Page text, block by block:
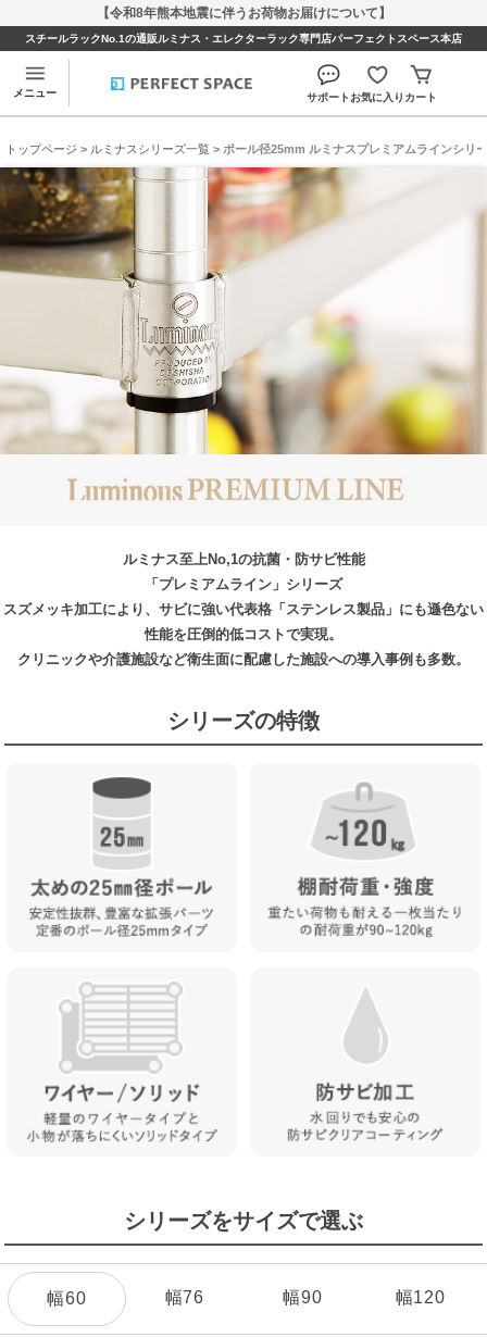
【令和8年熊本地震に伴うお荷物お届けについて】
スチールラックNo.1の通販ルミナス・エレクターラック専門店パーフェクトスペース本店
メニュー サポートお気に入り カート
トップページ > ルミナスシリーズ一覧 > ポール径25mm ルミナスプレミアムラインシリ
ルミナス至上No,1の抗菌・防サビ性能
「プレミアムライン」シリーズ
スズメッキ加工により、サビに強い代表格「ステンレス製品」にも遜色ない
性能を圧倒的低コストで実現。
クリニックや介護施設など衛生面に配慮した施設への導入事例も多数。
シリーズの特徴
シリーズをサイズで選ぶ
幅60 幅76 幅90 幅120